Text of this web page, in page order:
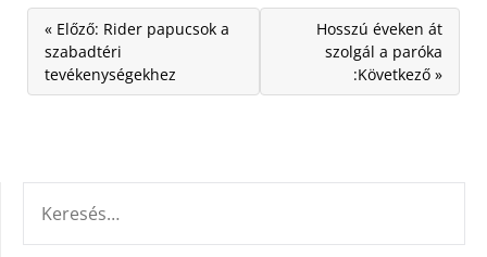
« Előző: Rider papucsok a
szabadtéri
tevékenységekhez
Hosszú éveken át
szolgál a paróka
:Következő »